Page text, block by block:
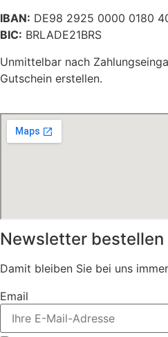
IBAN: DE98 2925 0000 0180
BIC: BRLADE21BRS
Unmittelbar nach
Gutschein erstellen.
Newsletter bestellen
Damit bleiben Sie bei uns
Email